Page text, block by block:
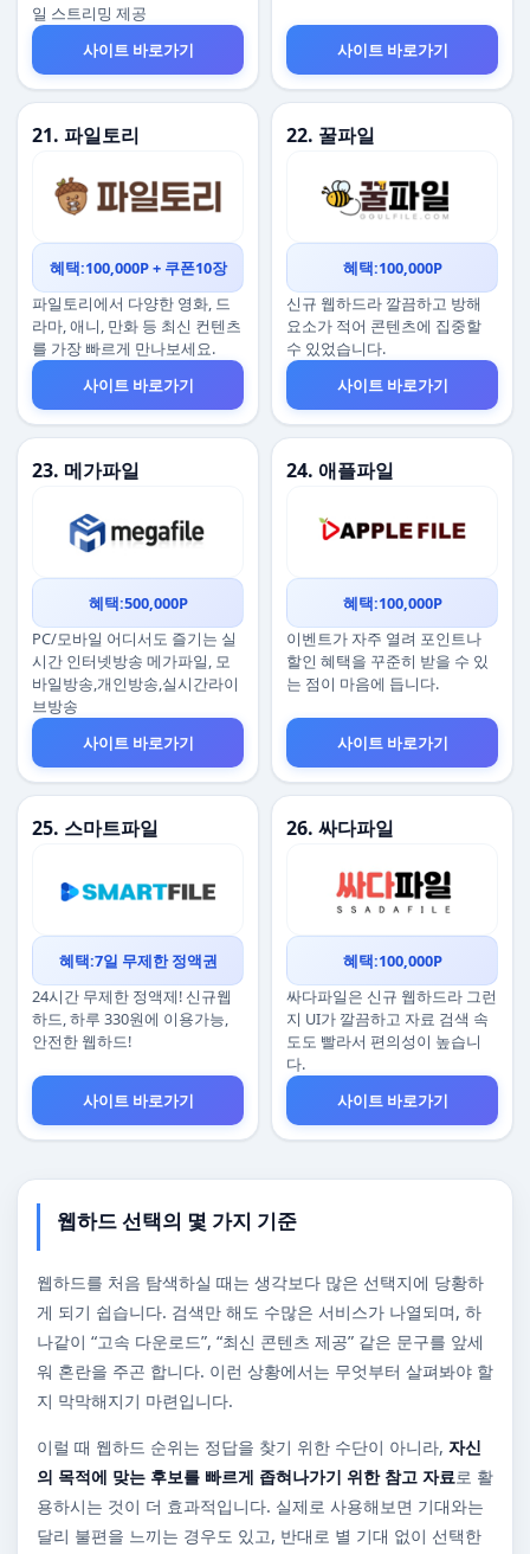
일 스트리밍 제공
사이트 바로가기
사이트 바로가기
21. 파일토리
혜택:100,000P + 쿠폰10장
파일토리에서 다양한 영화, 드
라마, 애니, 만화 등 최신 컨텐츠
를 가장 빠르게 만나보세요.
사이트 바로가기
22. 꿀파일
혜택:100,000P
신규 웹하드라 깔끔하고 방해
요소가 적어 콘텐츠에 집중할
수 있었습니다.
사이트 바로가기
23. 메가파일
혜택:500,000P
PC/모바일 어디서도 즐기는 실
시간 인터넷방송 메가파일, 모
바일방송,개인방송,실시간라이
브방송
사이트 바로가기
24. 애플파일
혜택:100,000P
이벤트가 자주 열려 포인트나
할인 혜택을 꾸준히 받을 수 있
는 점이 마음에 듭니다.
사이트 바로가기
25. 스마트파일
혜택:7일 무제한 정액권
24시간 무제한 정액제! 신규웹
하드, 하루 330원에 이용가능,
안전한 웹하드!
사이트 바로가기
26. 싸다파일
혜택:100,000P
싸다파일은 신규 웹하드라 그런
지 UI가 깔끔하고 자료 검색 속
도도 빨라서 편의성이 높습니
다.
사이트 바로가기
웹하드 선택의 몇 가지 기준
웹하드를 처음 탐색하실 때는 생각보다 많은 선택지에 당황하
게 되기 쉽습니다. 검색만 해도 수많은 서비스가 나열되며, 하
나같이 “고속 다운로드”, “최신 콘텐츠 제공” 같은 문구를 앞세
워 혼란을 주곤 합니다. 이런 상황에서는 무엇부터 살펴봐야 할
지 막막해지기 마련입니다.
이럴 때 웹하드 순위는 정답을 찾기 위한 수단이 아니라, 자신
의 목적에 맞는 후보를 빠르게 좁혀나가기 위한 참고 자료로 활
용하시는 것이 더 효과적입니다. 실제로 사용해보면 기대와는
달리 불편을 느끼는 경우도 있고, 반대로 별 기대 없이 선택한